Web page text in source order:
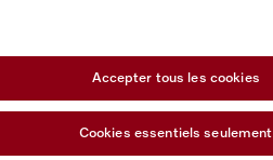
Formulaire de rétractation
Accepter tous les cookies
Cookies essentiels seulement